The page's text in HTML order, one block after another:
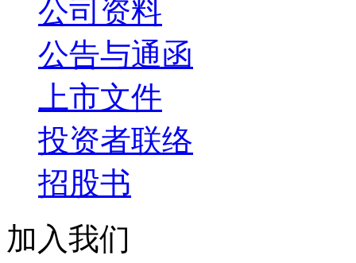
公司资料
公告与通函
上市文件
投资者联络
招股书
加入我们